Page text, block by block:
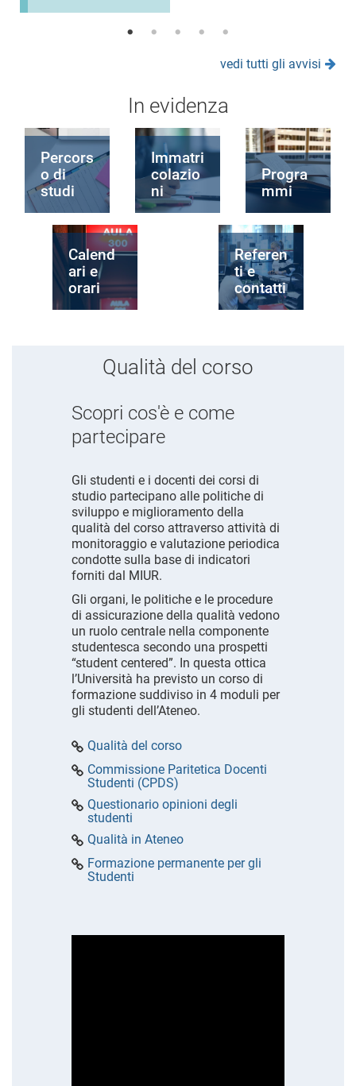
vedi tutti gli avvisi
In evidenza
Percors
o di
studi
Immatri
colazio
ni
Progra
mmi
Calend
ari e
orari
Referen
ti e
contatti
Qualità del corso
Scopri cos'è e come
partecipare
Gli studenti e i docenti dei corsi di
studio partecipano alle politiche di
sviluppo e miglioramento della
qualità del corso attraverso attività di
monitoraggio e valutazione periodica
condotte sulla base di indicatori
forniti dal MIUR.
Gli organi, le politiche e le procedure
di assicurazione della qualità vedono
un ruolo centrale nella componente
studentesca secondo una prospetti
“student centered”. In questa ottica
l’Università ha previsto un corso di
formazione suddiviso in 4 moduli per
gli studenti dell’Ateneo.
Qualità del corso
Commissione Paritetica Docenti
Studenti (CPDS)
Questionario opinioni degli
studenti
Qualità in Ateneo
Formazione permanente per gli
Studenti